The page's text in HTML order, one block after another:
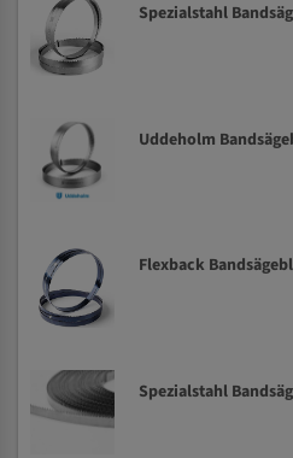
Spezialstahl
Uddeholm
Flexback
Spezialstahl